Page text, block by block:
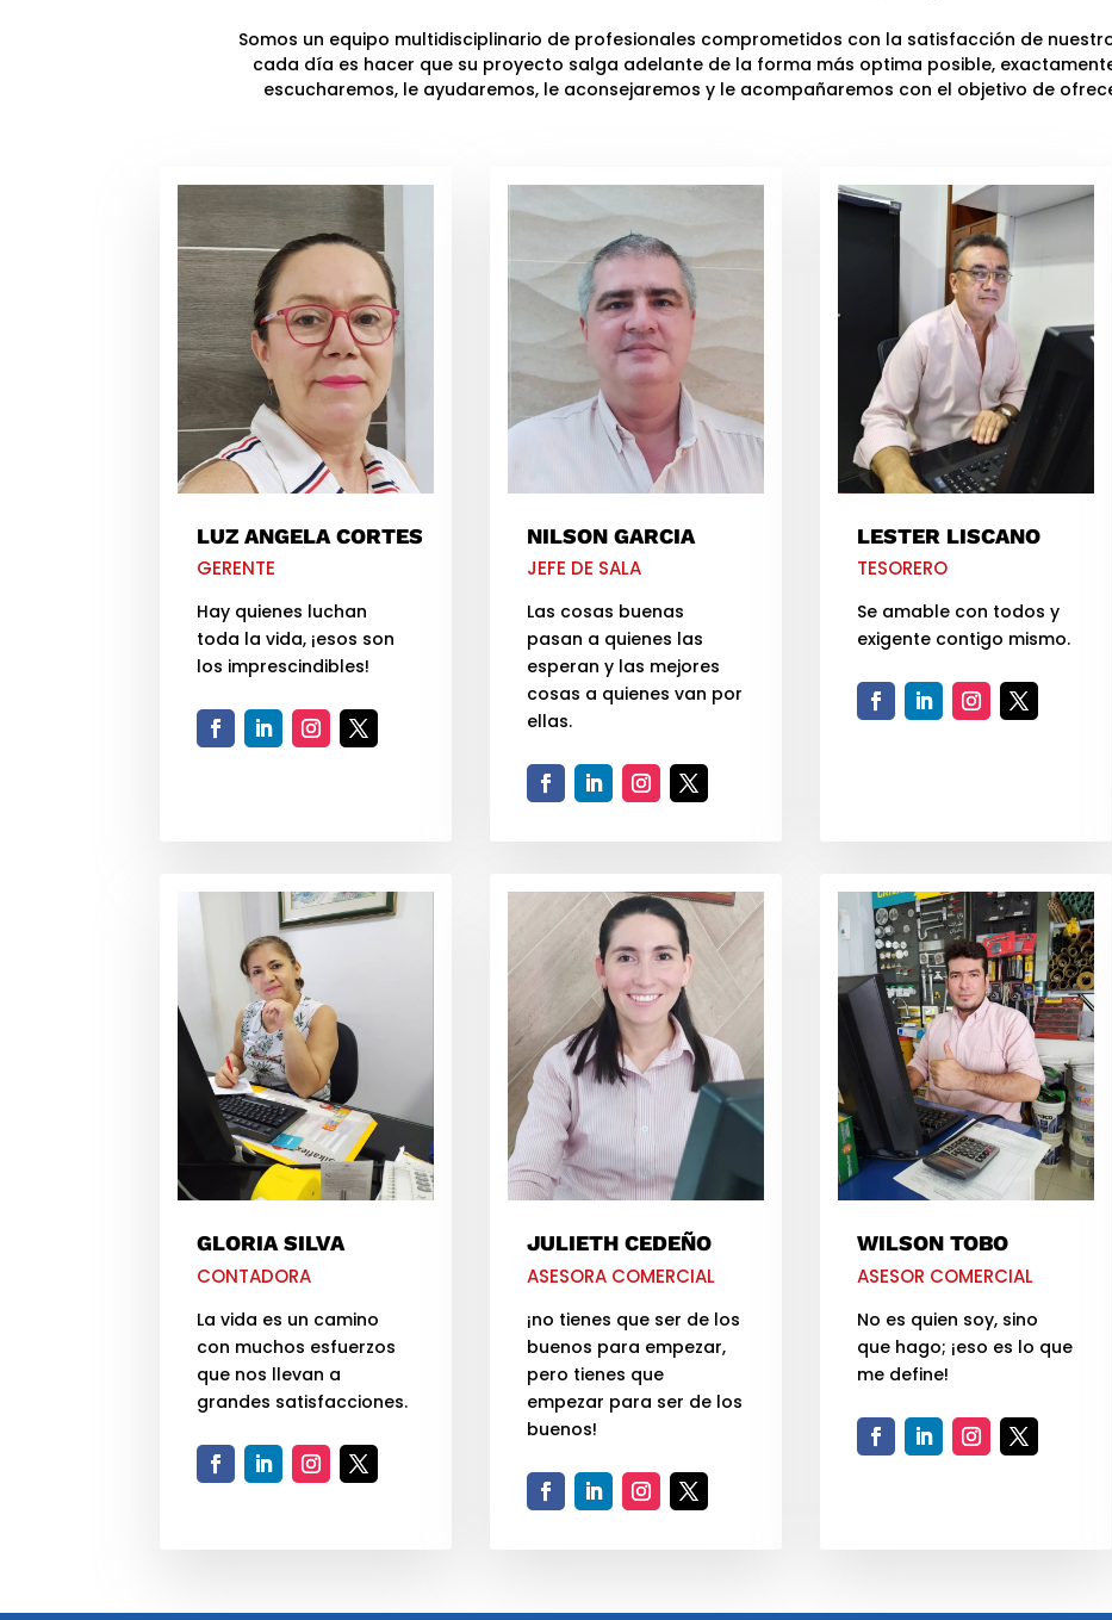
Somos un equipo multidisciplinario de profesionales comprometidos con la satisfacción de
cada día es hacer que su proyecto salga adelante de la forma más optima posible,
escucharemos, le ayudaremos, le aconsejaremos y le acompañaremos con el objetivo de
LUZ ANGELA CORTES
GERENTE
Hay quienes luchan
toda la vida, ¡esos son
los imprescindibles!
NILSON GARCIA
JEFE DE SALA
Las cosas buenas
pasan a quienes las
esperan y las mejores
cosas a quienes van por
ellas.
LESTER LISCANO
TESORERO
Se amable con todos y
exigente contigo mismo.
GLORIA SILVA
CONTADORA
La vida es un camino
con muchos esfuerzos
que nos llevan a
grandes satisfacciones.
JULIETH CEDEÑO
ASESORA COMERCIAL
¡no tienes que ser de los
buenos para empezar,
pero tienes que
empezar para ser de los
buenos!
WILSON TOBO
ASESOR COMERCIAL
No es quien soy, sino
que hago; ¡eso es lo que
me define!